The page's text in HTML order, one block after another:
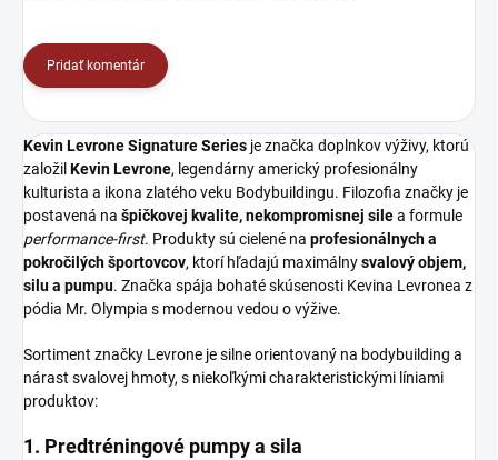
Pridať komentár
Kevin Levrone Signature Series je značka doplnkov výživy, ktorú
založil Kevin Levrone, legendárny americký profesionálny
kulturista a ikona zlatého veku Bodybuildingu. Filozofia značky je
postavená na špičkovej kvalite, nekompromisnej silea formule
performance-first. Produkty sú cielené na profesionálnych a
pokročilých športovcov, ktorí hľadajú maximálnysvalový objem,
silu a pumpu. Značka spája bohaté skúsenosti Kevina Levronea z
pódia Mr. Olympia s modernou vedou o výžive.
Sortiment značky Levrone je silne orientovaný na bodybuilding a
nárast svalovej hmoty, s niekoľkými charakteristickými líniami
produktov:
1. Predtréningové pumpy a sila